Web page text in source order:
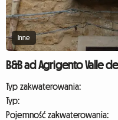
Inne
B&B ad Agrigento Valle
Typ zakwaterowania:
Typ:
Pojemność zakwaterowania: